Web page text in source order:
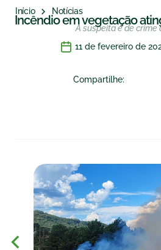
Início Notícias
Incêndio em vegetação
A suspeita é de crime
11 de fevereiro de
Compartilhe: